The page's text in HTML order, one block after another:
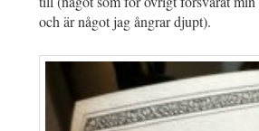
och är något jag ångrar djupt).